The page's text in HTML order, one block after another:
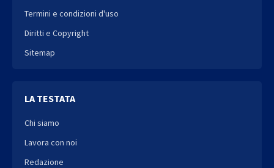
Termini e condizioni d'uso
Diritti e Copyright
Sitemap
LA TESTATA
Chi siamo
Lavora con noi
Redazione